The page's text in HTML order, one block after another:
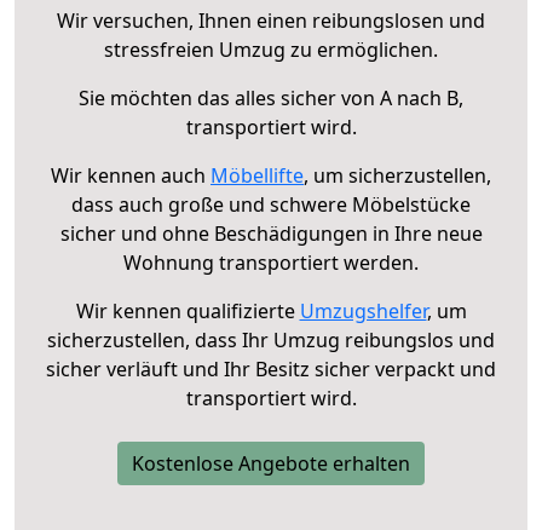
Wir versuchen, Ihnen einen reibungslosen und
stressfreien Umzug zu ermöglichen.
Sie möchten das alles sicher von A nach B,
transportiert wird.
Wir kennen auch Möbellifte, um sicherzustellen,
dass auch große und schwere Möbelstücke
sicher und ohne Beschädigungen in Ihre neue
Wohnung transportiert werden.
Wir kennen qualifizierte Umzugshelfer, um
sicherzustellen, dass Ihr Umzug reibungslos und
sicher verläuft und Ihr Besitz sicher verpackt und
transportiert wird.
Kostenlose Angebote erhalten